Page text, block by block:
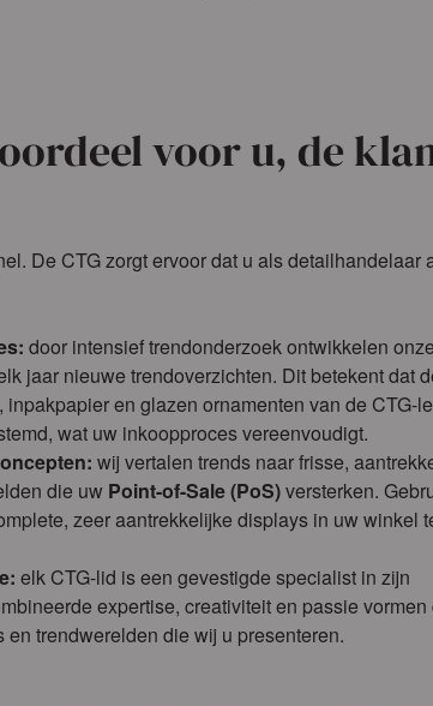
voor u, de
De CTG zorgt ervoor dat u als detailhandelaar
door intensief trendonderzoek ontwikkelen onze
jaar nieuwe trendoverzichten. Dit betekent dat
inpakpapier en glazen ornamenten van de CTG-
wat uw inkoopproces vereenvoudigt.
wij vertalen trends naar frisse,
die uw Point-of-Sale(PoS)versterken.
zeer aantrekkelijke displays in uw winkel
elk CTG-lid is een gevestigde specialist in zijn
expertise, creativiteit en passie vormen
en trendwerelden die wij u presenteren.